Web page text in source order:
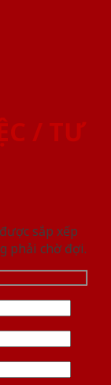
/ TƯ
sắp xếp
phải chờ đợi.